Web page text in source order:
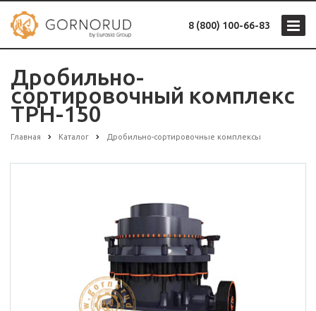
8 (800) 100-66-83
Дробильно-
сортировочный комплекс
TPH-150
Главная Каталог Дробильно-сортировочные комплексы